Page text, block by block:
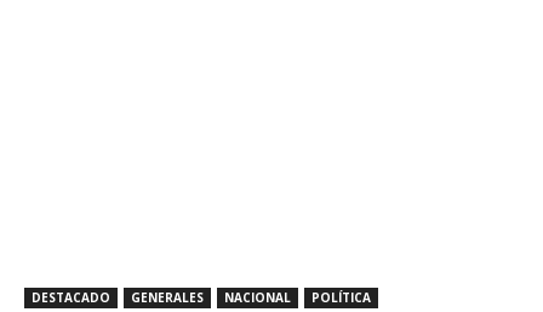
DESTACADO GENERALES NACIONAL POLÍTICA